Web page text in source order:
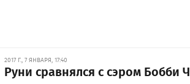
2017 Г., 7 ЯНВАРЯ, 17:40
Руни сравнялся с сэром